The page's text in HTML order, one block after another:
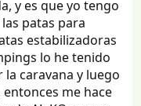
y es que yo tengo
patas para
estabilizadoras
lo he tenido
caravana y luego
me hace